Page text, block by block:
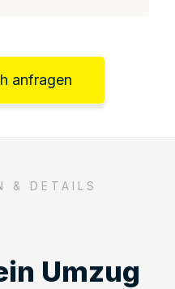
anfragen
& DETAILS
Umzug